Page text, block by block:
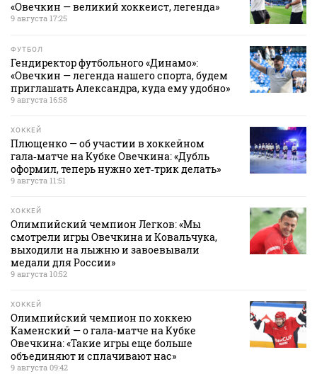
«Овечкин — великий хоккеист, легенда»
9 августа 17:25
ФУТБОЛ
Гендиректор футбольного «Динамо»:
«Овечкин — легенда нашего спорта, будем
приглашать Александра, куда ему удобно»
9 августа 16:58
ХОККЕЙ
Плющенко — об участии в хоккейном
гала‑матче на Кубке Овечкина: «Дубль
оформил, теперь нужно хет‑трик делать»
9 августа 11:51
ХОККЕЙ
Олимпийский чемпион Легков: «Мы
смотрели игры Овечкина и Ковальчука,
выходили на лыжню и завоевывали
медали для России»
9 августа 10:52
ХОККЕЙ
Олимпийский чемпион по хоккею
Каменский — о гала‑матче на Кубке
Овечкина: «Такие игры еще больше
объединяют и сплачивают нас»
9 августа 09:42